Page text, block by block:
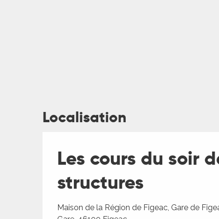
Localisation
Les cours du soir
structures
Maison de la Région de Figeac, Gare de